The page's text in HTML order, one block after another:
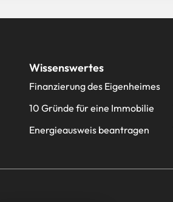
Wissenswertes
Finanzierung des Eigenheimes
10 Gründe für eine Immobilie
Energieausweis beantragen